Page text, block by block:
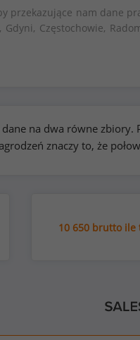
przekazujące nam dane
Gdyni, Częstochowie,
na dwa równe
znaczy to, że
10 650 brutto ile